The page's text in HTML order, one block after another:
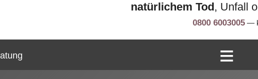
natürlichem Tod, Unfall
0800 6003005 —